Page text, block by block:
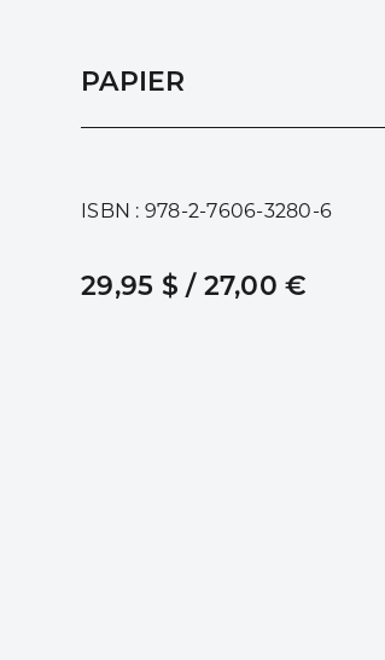
PAPIER
ISBN : 978-2-7606-3280-6
29,95 $ / 27,00 €